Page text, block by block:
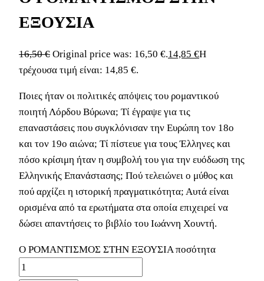
ΕΞΟΥΣΙΑ
16,50€ Original price was: 16,50 €.14,85 €Η
τρέχουσα τιμή είναι: 14,85 €.
Ποιες ήταν οι πολιτικές απόψεις του ρομαντικού
ποιητή Λόρδου Βύρωνα; Τί έγραψε για τις
επαναστάσεις που συγκλόνισαν την Ευρώπη τον 18ο
και τον 19ο αιώνα; Τί πίστευε για τους Έλληνες και
πόσο κρίσιμη ήταν η συμβολή του για την ευόδωση της
Ελληνικής Επανάστασης; Πού τελειώνει ο μύθος και
πού αρχίζει η ιστορική πραγματικότητα; Αυτά είναι
ορισμένα από τα ερωτήματα στα οποία επιχειρεί να
δώσει απαντήσεις το βιβλίο του Ιωάννη Χουντή.
Ο ΡΟΜΑΝΤΙΣΜΟΣ ΣΤΗΝ ΕΞΟΥΣΙΑ ποσότητα